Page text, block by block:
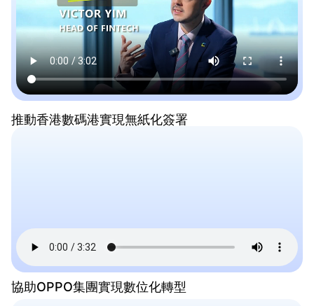
推動香港數碼港實現無紙化簽署
協助OPPO集團實現數位化轉型